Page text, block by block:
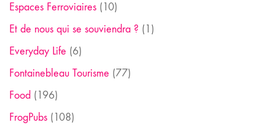
Espaces Ferroviaires (10)
Et de nous qui se souviendra ? (1)
Everyday Life (6)
Fontainebleau Tourisme (77)
Food (196)
FrogPubs (108)